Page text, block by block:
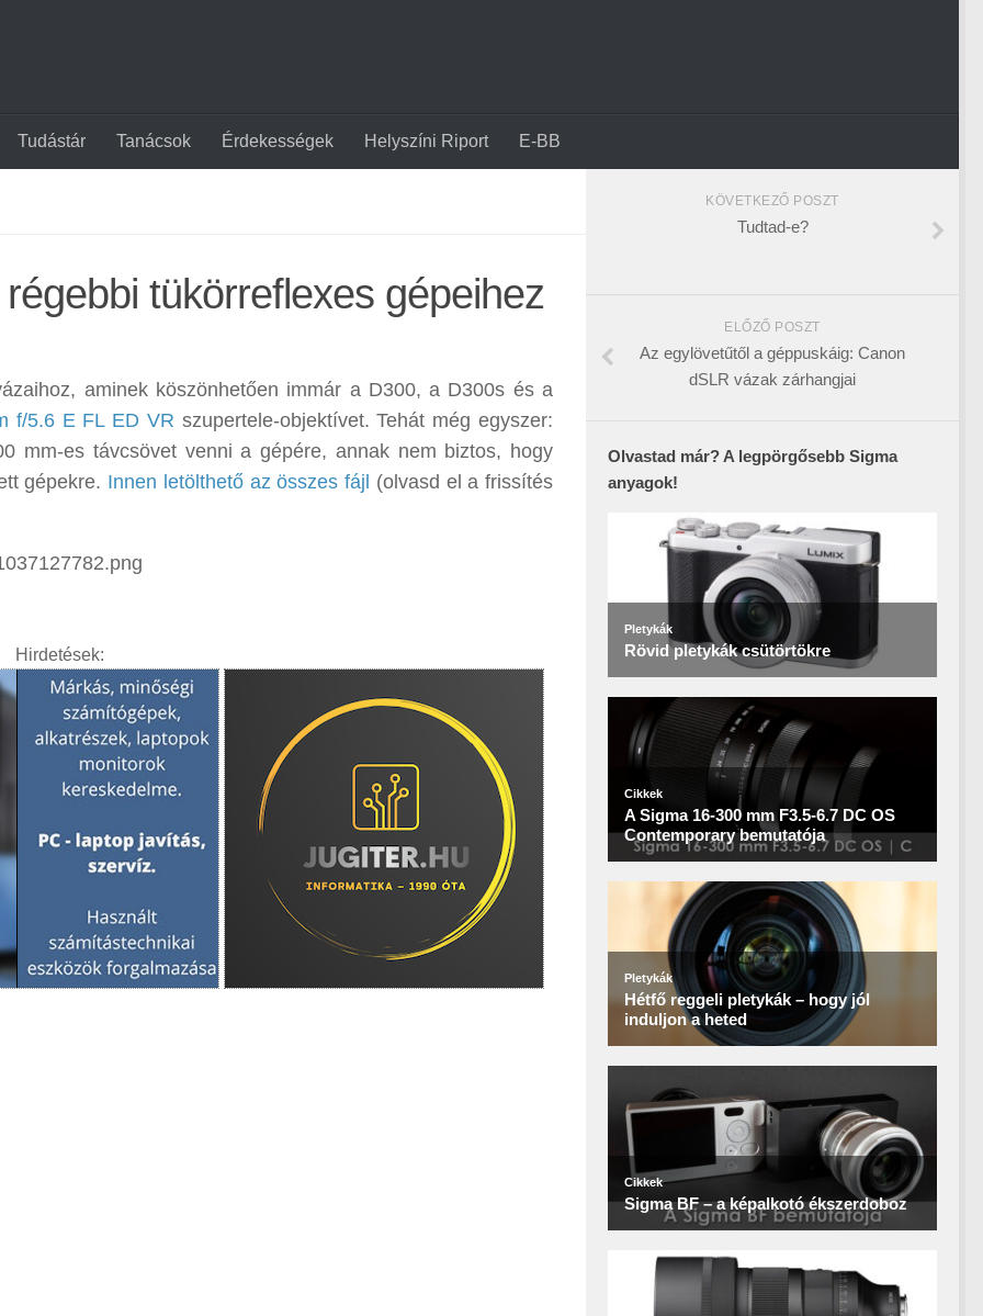
Tudástár Tanácsok Érdekességek Helyszíni Riport E-BB
tükörreflexes gépeihez
aminek köszönhetően immár a D300, a D300s és a
f/5.6 E FL ED VR szupertele-objektívet. Tehát még egyszer:
mm-es távcsövet venni a gépére, annak nem biztos, hogy
gépekre. Innen letölthető az összes fájl (olvasd el a frissítés
Hirdetések:
KÖVETKEZŐ POSZT
Tudtad-e?
ELŐZŐ POSZT
Az egylövetűtől a géppuskáig: Canon
dSLR vázak zárhangjai
Olvastad már? A legpörgősebb Sigma
anyagok!